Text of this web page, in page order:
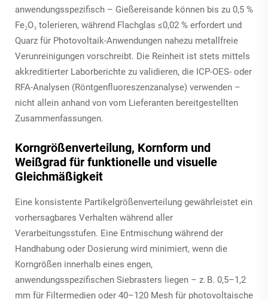
anwendungsspezifisch – Gießereisande können bis zu 0,5 %
Fe₂O₃ tolerieren, während Flachglas ≤0,02 % erfordert und
Quarz für Photovoltaik-Anwendungen nahezu metallfreie
Verunreinigungen vorschreibt. Die Reinheit ist stets mittels
akkreditierter Laborberichte zu validieren, die ICP-OES- oder
RFA-Analysen (Röntgenfluoreszenzanalyse) verwenden –
nicht allein anhand von vom Lieferanten bereitgestellten
Zusammenfassungen.
Korngrößenverteilung, Kornform und
Weißgrad für funktionelle und visuelle
Gleichmäßigkeit
Eine konsistente Partikelgrößenverteilung gewährleistet ein
vorhersagbares Verhalten während aller
Verarbeitungsstufen. Eine Entmischung während der
Handhabung oder Dosierung wird minimiert, wenn die
Korngrößen innerhalb eines engen,
anwendungsspezifischen Siebrasters liegen – z. B. 0,5–1,2
mm für Filtermedien oder 40–120 Mesh für photovoltaische